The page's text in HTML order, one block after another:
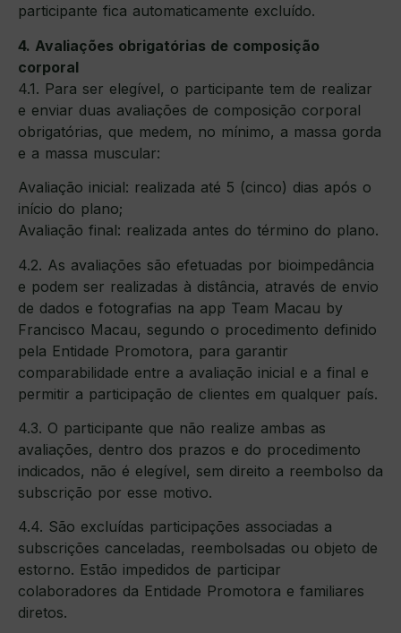
participante fica automaticamente excluído.
4. Avaliações obrigatórias de composição
corporal
4.1. Para ser elegível, o participante tem de realizar
e enviar duas avaliações de composição corporal
obrigatórias, que medem, no mínimo, a massa gorda
e a massa muscular:
Avaliação inicial: realizada até 5 (cinco) dias após o
início do plano;
Avaliação final: realizada antes do término do plano.
4.2. As avaliações são efetuadas por bioimpedância
e podem ser realizadas à distância, através de envio
de dados e fotografias na app Team Macau by
Francisco Macau, segundo o procedimento definido
pela Entidade Promotora, para garantir
comparabilidade entre a avaliação inicial e a final e
permitir a participação de clientes em qualquer país.
4.3. O participante que não realize ambas as
avaliações, dentro dos prazos e do procedimento
indicados, não é elegível, sem direito a reembolso da
subscrição por esse motivo.
4.4. São excluídas participações associadas a
subscrições canceladas, reembolsadas ou objeto de
estorno. Estão impedidos de participar
colaboradores da Entidade Promotora e familiares
diretos.